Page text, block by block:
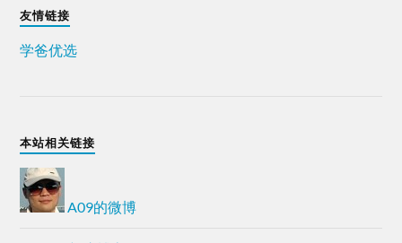
友情链接
学爸优选
本站相关链接
A09的微博